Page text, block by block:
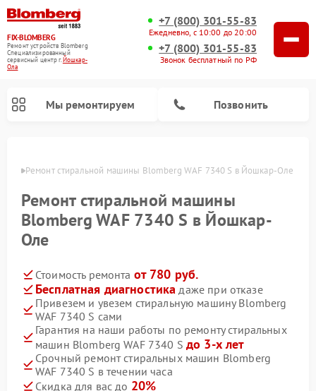
FIX-BLOMBERG
Ремонт устройств Blomberg
Специализированный
cервисный центр г.Йошкар-
Ола
+7 (800) 301-55-83
Ежедневно, с 10:00 до 20:00
+7 (800) 301-55-83
Звонок бесплатный по РФ
Мы ремонтируем Позвонить
Ремонт стиральной машины Blomberg WAF 7340 S в Йошкар-Оле
Ремонт стиральной машины
Blomberg WAF 7340 S в Йошкар-
Оле
Стоимость ремонта от 780 руб.
Бесплатная диагностика даже при отказе
Привезем и увезем стиральную машину Blomberg
WAF 7340 S сами
Гарантия на наши работы по ремонту стиральных
машин Blomberg WAF 7340 S до 3-х лет
Срочный ремонт стиральных машин Blomberg
WAF 7340 S в течении часа
Скидка для вас до 20%